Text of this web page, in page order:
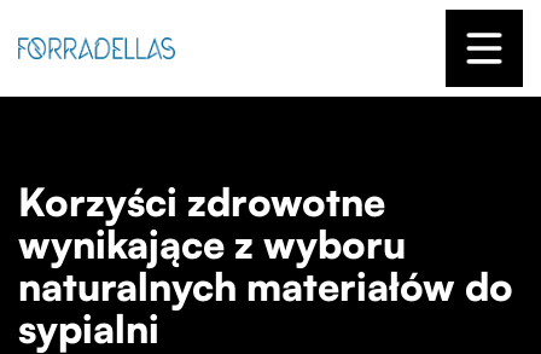
Korzyści zdrowotne
wynikające z wyboru
naturalnych materiałów do
sypialni